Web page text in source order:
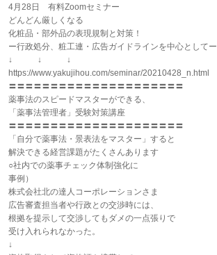
4月28日 有料Zoomセミナー
どんどん厳しくなる
化粧品・部外品の表現規制と対策！
ー行政処分、粧工連・広告ガイドラインを中心としてー
↓ ↓ ↓
https://www.yakujihou.com/seminar/20210428_n.html
〓〓〓〓〓〓〓〓〓〓〓〓〓〓〓〓〓〓〓〓〓
薬事法のスピードマスターができる、
「薬事法管理者」受験対策講座
〓〓〓〓〓〓〓〓〓〓〓〓〓〓〓〓〓〓〓〓〓
「自分で薬事法・景表法をマスター」すると
解決できる経営課題がたくさんあります
○社内での薬事チェック体制強化に
事例）
株式会社北の達人コーポレーションさま
広告審査担当者や行政との交渉時には、
根拠を提示して交渉してもダメの一点張りで
受け入れられなかった。
↓